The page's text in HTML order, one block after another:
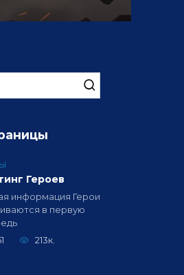
Героев
информация Герои
в первую
213к.